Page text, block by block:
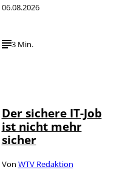
06.08.2026
3 Min.
Der sichere IT-Job
ist nicht mehr
sicher
Von WTV Redaktion